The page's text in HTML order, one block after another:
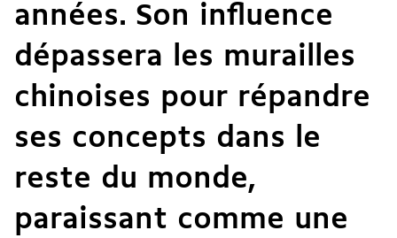
années. Son influence
dépassera les murailles
chinoises pour répandre
ses concepts dans le
reste du monde,
paraissant comme une